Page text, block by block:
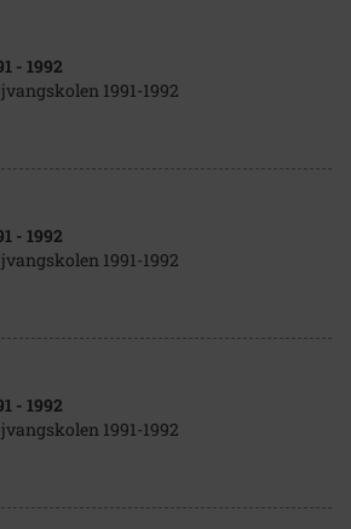
- 1992
1991-1992
- 1992
1991-1992
- 1992
1991-1992